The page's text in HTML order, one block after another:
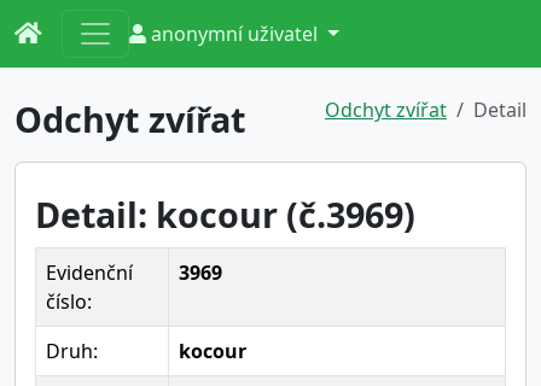
anonymní uživatel
Odchyt zvířat Odchyt zvířat Detail
Detail: kocour (č.3969)
Evidenční
číslo:
3969
Druh:
kocour